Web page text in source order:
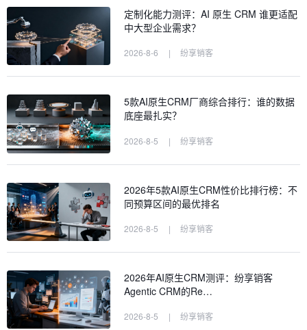
定制化能力测评：AI 原生 CRM 谁更适配
中大型企业需求？
2026-8-6 | 纷享销客
5款AI原生CRM厂商综合排行：谁的数据
底座最扎实？
2026-8-5 | 纷享销客
2026年5款AI原生CRM性价比排行榜：不
同预算区间的最优排名
2026-8-5 | 纷享销客
2026年AI原生CRM测评：纷享销客
Agentic CRM的Re…
2026-8-5 | 纷享销客